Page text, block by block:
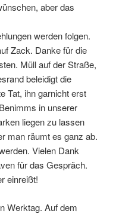
aber das
werden folgen.
Zack. Danke für die
Müll auf der Straße,
beleidigt die
Tat, ihn garnicht erst
in unserer
liegen zu lassen
man räumt es ganz ab.
Vielen Dank
für das Gespräch.
einreißt!
Werktag. Auf dem